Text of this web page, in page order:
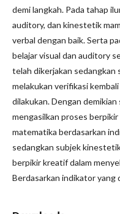
demi langkah. Pada tahap
auditory, dan kinestetik
verbal dengan baik. Serta
belajar visual dan auditory
telah dikerjakan sedangkan
melakukan verifikasi
dilakukan. Dengan
mengasilkan proses
matematika berdasarkan
sedangkan subjek
berpikir kreatif dalam
Berdasarkan indikator yang